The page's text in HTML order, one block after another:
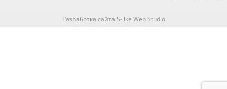
Разработка сайта S-like Web Studio